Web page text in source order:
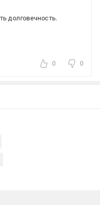
долговечность.
0 0
лампой
лампой
потолка